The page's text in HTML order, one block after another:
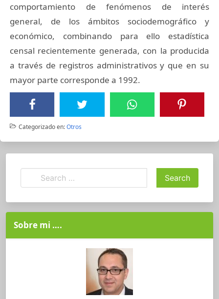
comportamiento de fenómenos de interés
general, de los ámbitos sociodemográfico y
económico, combinando para ello estadística
censal recientemente generada, con la producida
a través de registros administrativos y que en su
mayor parte corresponde a 1992.
Categorizado en:Otros
Sobre mi ….